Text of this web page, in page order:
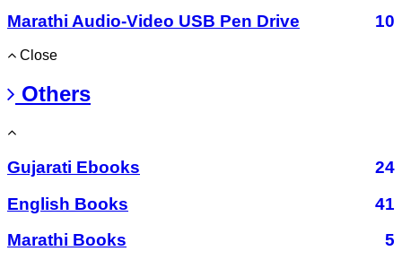
Marathi Audio-Video USB Pen Drive
10
Close
Others
Gujarati Ebooks
24
English Books
41
Marathi Books
5